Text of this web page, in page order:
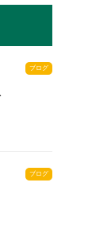
ブログ
ブログ